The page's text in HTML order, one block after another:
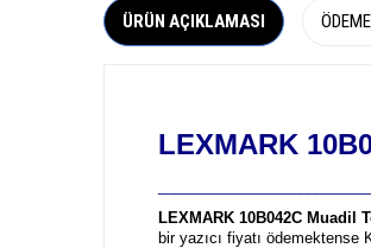
ÜRÜN AÇIKLAMASI
LEXMARK
LEXMARK 10B042C Muadil
bir yazıcı fiyatı ödemektense